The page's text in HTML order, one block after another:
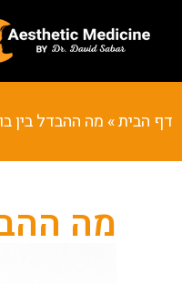
דף הבית» מה ההבדל בין
מה